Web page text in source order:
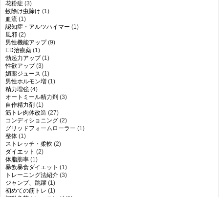
花粉症 (3)
蚊除け虫除け (1)
血流 (1)
認知症・アルツハイマー (1)
風邪 (2)
男性機能アップ(9)
ED治療薬 (1)
勃起力アップ(1)
性欲アップ(3)
媚薬ジュース (1)
男性ホルモン増 (1)
精力増強 (4)
オートミール精力剤 (3)
自作精力剤 (1)
筋トレ肉体改造 (27)
コンディショニング (2)
グリッドフォームローラー (1)
整体 (1)
ストレッチ・柔軟 (2)
ダイエット (2)
体脂肪率 (1)
暴飲暴食ダイエット (1)
トレーニング法紹介 (3)
ジャンプ、跳躍 (1)
初めての筋トレ (1)